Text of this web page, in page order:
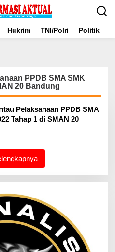
Hukrim TNI/Polri Politik
PPDB SMA SMK
20 Bandung
Pelaksanaan PPDB SMA
Tahap 1 di SMAN 20